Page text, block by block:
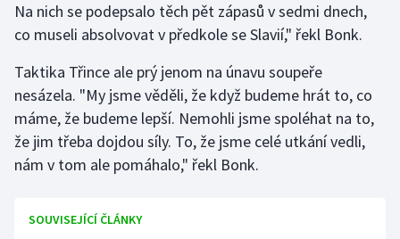
Krasobruslení
Lyže a snowboard
Moderní pětiboj
Na nich se podepsalo těch pět zápasů v sedmi dnech,
co museli absolvovat v předkole se Slavií," řekl Bonk.
Taktika Třince ale prý jenom na únavu soupeře
nesázela. "My jsme věděli, že když budeme hrát to, co
máme, že budeme lepší. Nemohli jsme spoléhat na to,
že jim třeba dojdou síly. To, že jsme celé utkání vedli,
nám v tom ale pomáhalo," řekl Bonk.
SOUVISEJÍCÍ ČLÁNKY